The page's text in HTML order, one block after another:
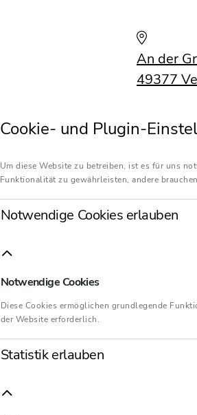
An der
49377
Cookie- und Plugin-
Um diese Website zu betreiben, ist es für uns
Funktionalität zu gewährleisten, andere
Notwendige Cookies erlauben
Notwendige Cookies
Diese Cookies ermöglichen grundlegende
der Website erforderlich.
Statistik erlauben